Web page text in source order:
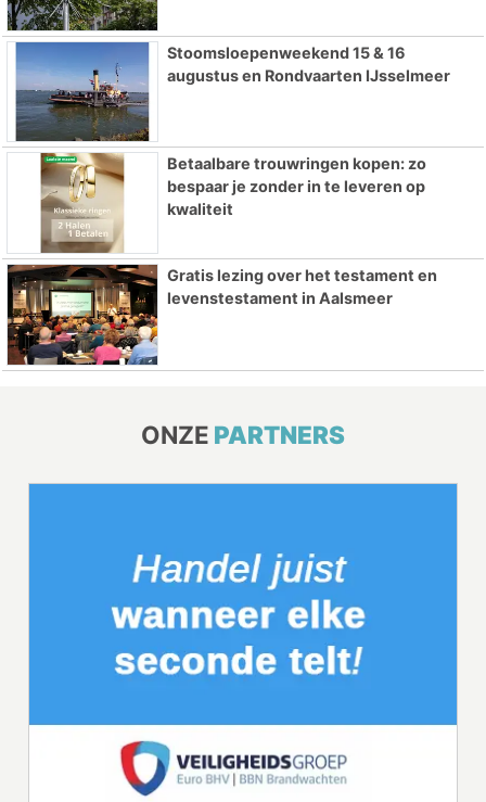
Stoomsloepenweekend 15 & 16
augustus en Rondvaarten IJsselmeer
Betaalbare trouwringen kopen: zo
bespaar je zonder in te leveren op
kwaliteit
Gratis lezing over het testament en
levenstestament in Aalsmeer
ONZE PARTNERS